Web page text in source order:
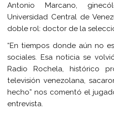
Antonio Marcano,
Universidad Central de
doble rol: doctor de la
“En tiempos donde aún no
sociales. Esa noticia se
Radio Rochela, histórico
televisión venezolana,
hecho” nos comentó el
entrevista.